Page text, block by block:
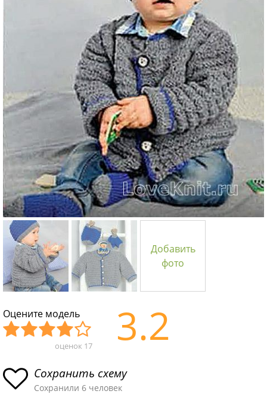
Добавить
фото
Оцените модель
асн
ая
пло
хая
ыч
ная
Хор
ая
Отл
ая
оценок 17 3.2
Сохранить схему
Сохранили 6 человек